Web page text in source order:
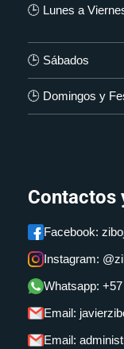
🕒 Lunes a
🕒 Sábados
🕒 Domingos y
Contactos
Facebook:
Instagram:
Whatsapp:
Email:
Email: